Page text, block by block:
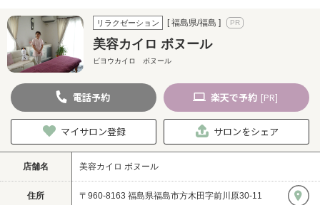
リラクゼーション [ 福島県/福島 ]
美容カイロ ボヌール
ビヨウカイロ ボヌール
電話予約 楽天で予約 [PR]
マイサロン登録 サロンをシェア
店舗名 美容カイロ ボヌール
住所 〒960-8163 福島県福島市方木田字前川原30-11